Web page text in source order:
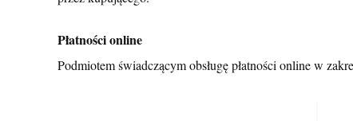
Płatności online
Podmiotem świadczącym obsługę płatności online w